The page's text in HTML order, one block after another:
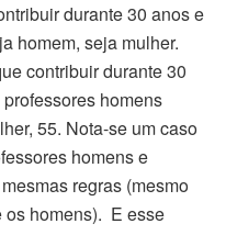
durante 30 anos e
homem, seja mulher.
contribuir durante 30
homens
55. Nota-se um caso
homens e
regras (mesmo
os homens). E esse